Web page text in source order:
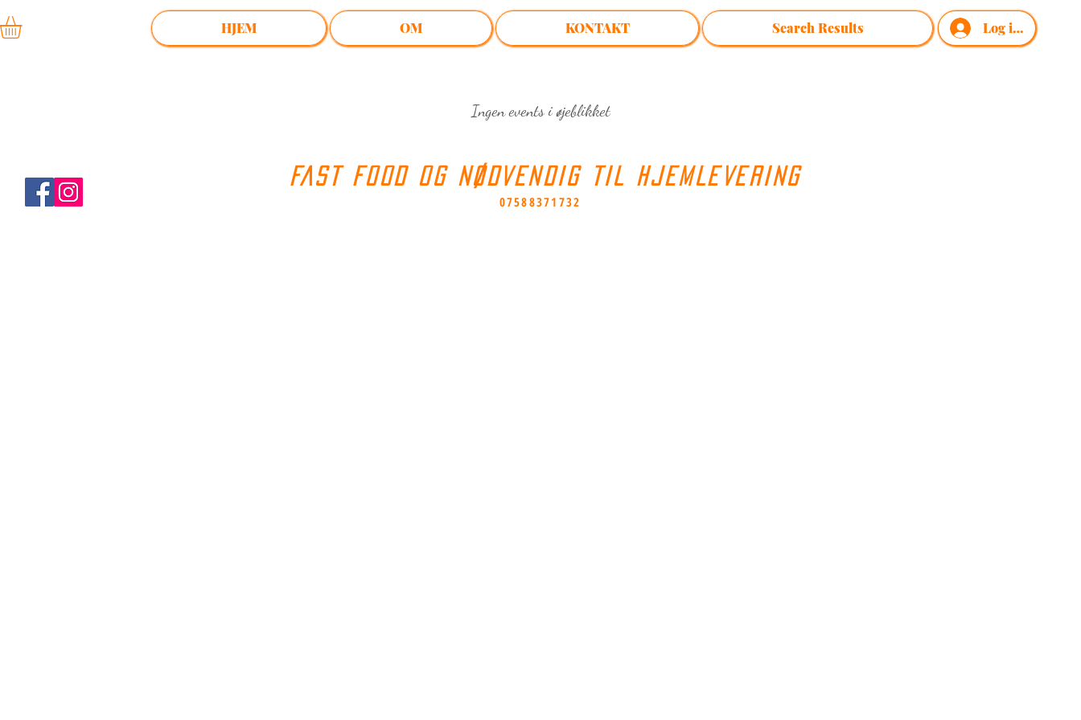
HJEM OM KONTAKT Search Results Log ind
Ingen events i øjeblikket
FAST FOOD OG NØDVENDIG TIL HJEMLEVERING
07588371732